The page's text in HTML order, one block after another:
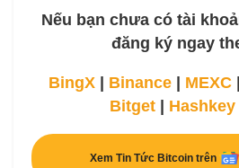
Nếu bạn chưa có tài
đăng ký ngay
BingX | Binance | MEXC |
Bitget| Hashkey
Xem Tin Tức Bitcoin trên